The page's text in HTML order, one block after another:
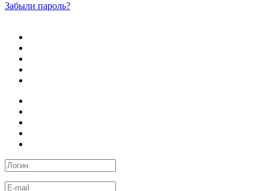
Забыли пароль?